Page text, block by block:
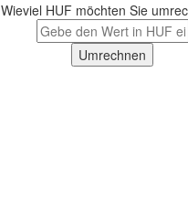
Wieviel HUF möchten Sie